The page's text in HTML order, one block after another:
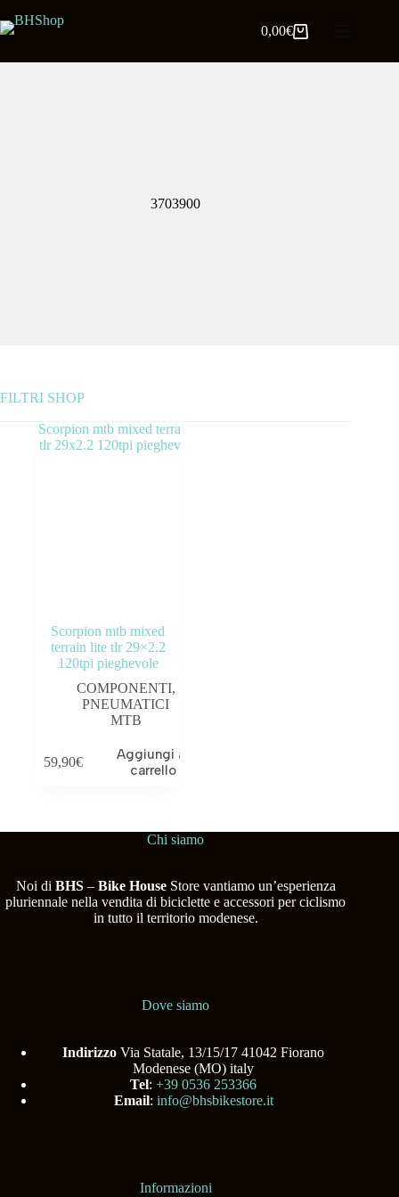
0,00€
3703900
FILTRI SHOP
OUTLET
Scorpion mtb mixed
terrain lite tlr 29×2.2
120tpi pieghevole
COMPONENTI,
PNEUMATICI
MTB
59,90€
Aggiungi al
carrello
Chi siamo
Noi di BHS– Bike HouseStore vantiamo un’esperienza
pluriennale nella vendita di biciclette e accessori per ciclismo
in tutto il territorio modenese.
Dove siamo
Indirizzo Via Statale, 13/15/17 41042 Fiorano
Modenese (MO) italy
Tel:+39 0536 253366
Email: info@bhsbikestore.it
Informazioni